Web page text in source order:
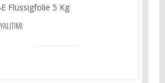
Flüssigfolie 5 Kg